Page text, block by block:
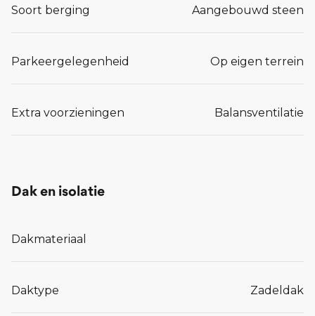
Soort berging Aangebouwd steen
Parkeergelegenheid Op eigen terrein
Extra voorzieningen Balansventilatie
Dak en isolatie
Dakmateriaal
Daktype Zadeldak